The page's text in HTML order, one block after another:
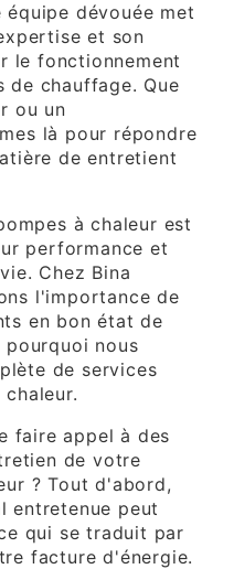
dévouée met
et son
le fonctionnement
de chauffage. Que
ou un
là pour répondre
de entretient
à chaleur est
performance et
Chez Bina
l'importance de
en bon état de
nous
de services
faire appel à des
de votre
? Tout d'abord,
entretenue peut
qui se traduit par
facture d'énergie.